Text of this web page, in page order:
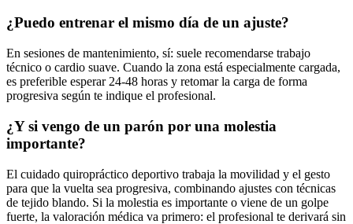
¿Puedo entrenar el mismo día de un ajuste?
En sesiones de mantenimiento, sí: suele recomendarse trabajo
técnico o cardio suave. Cuando la zona está especialmente cargada,
es preferible esperar 24-48 horas y retomar la carga de forma
progresiva según te indique el profesional.
¿Y si vengo de un parón por una molestia
importante?
El cuidado quiropráctico deportivo trabaja la movilidad y el gesto
para que la vuelta sea progresiva, combinando ajustes con técnicas
de tejido blando. Si la molestia es importante o viene de un golpe
fuerte, la valoración médica va primero: el profesional te derivará sin